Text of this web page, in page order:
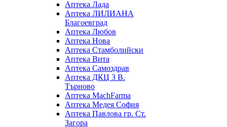
Аптека Лада
Аптека ЛИЛИАНА
Благоевград
Аптека Любов
Аптека Нова
Аптека Стамболийски
Аптека Вита
Аптека Самоздрав
Аптека ДКЦ 3 В.
Търново
Аптека MachFarma
Аптека Медея София
Аптека Павлова гр. Ст.
Загора